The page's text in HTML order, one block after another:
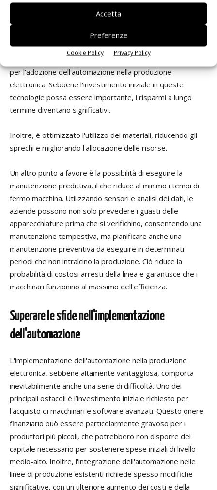
Accetta
Preferenze
Cookie Policy Privacy Policy
Riduzione dei costi e ottimizzazione delle
La riduzione dei costi è un fattoresignificativo e
per l'adozione dell'automazione nella produzione
elettronica. Sebbene l'investimento iniziale in queste
tecnologie possa essere importante, i risparmi a lungo
termine diventano significativi.
Inoltre, è ottimizzato l'utilizzo dei materiali, riducendo gli
sprechi e migliorando l'allocazione delle risorse.
Un altro punto a favore è la possibilità di eseguire la
manutenzione predittiva, il che riduce al minimo i tempi di
fermo macchina. Utilizzando sensori e analisi dei dati, le
aziende possono non solo prevedere i guasti delle
apparecchiature prima che si verifichino, consentendo una
manutenzione tempestiva, ma pianificare anche una
manutenzione preventiva da eseguire in determinati
periodi che non intralcino la produzione. Ciò riduce la
probabilità di costosi arresti della linea e garantisce che i
macchinari funzionino al massimo dell'efficienza.
Superare le sfide nell'implementazione
dell'automazione
L'implementazione dell'automazione nella produzione
elettronica, sebbene altamente vantaggiosa, comporta
inevitabilmente anche una serie di difficoltà. Uno dei
principali ostacoli è l’investimento iniziale richiesto per
l'acquisto di macchinari e software avanzati. Questo onere
finanziario può essere particolarmente gravoso per i
produttori più piccoli, che potrebbero non disporre del
capitale necessario per sostenere spese iniziali di livello
medio-alto. Inoltre, l'integrazione dell'automazione nelle
linee di produzione esistenti richiede spesso modifiche
significative, con un ulteriore aumento dei costi e della